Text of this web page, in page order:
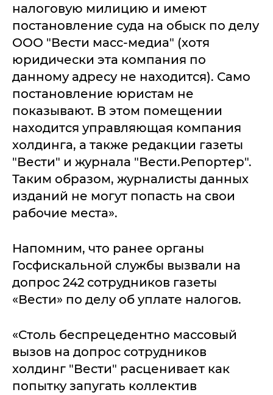
налоговую милицию и имеют
постановление суда на обыск по делу
ООО "Вести масс-медиа" (хотя
юридически эта компания по
данному адресу не находится). Само
постановление юристам не
показывают. В этом помещении
находится управляющая компания
холдинга, а также редакции газеты
"Вести" и журнала "Вести.Репортер".
Таким образом, журналисты данных
изданий не могут попасть на свои
рабочие места».
Напомним, что ранее органы
Госфискальной службы вызвали на
допрос 242 сотрудников газеты
«Вести» по делу об уплате налогов.
«Столь беспрецедентно массовый
вызов на допрос сотрудников
холдинг "Вести" расценивает как
попытку запугать коллектив